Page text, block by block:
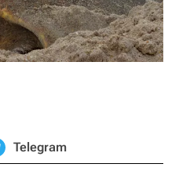
Telegram